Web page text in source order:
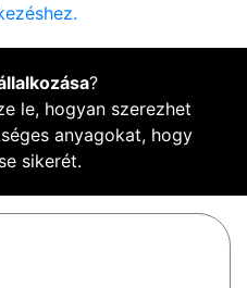
?
le, hogyan szerezhet
anyagokat, hogy
sikerét.